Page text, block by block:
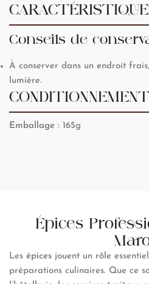
Conseils de
À conserver dans un endroit
lumière.
CONDITIONNEMENT
Emballage : 165g
Épices
Les épices jouent un rôle
préparations culinaires. Que ce